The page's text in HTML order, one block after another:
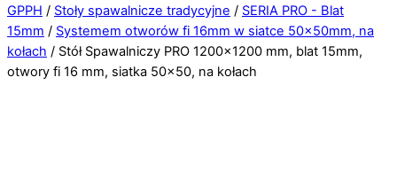
GPPH / Stoły spawalnicze tradycyjne / SERIA PRO - Blat
15mm / Systemem otworów fi 16mm w siatce 50×50mm, na
kołach / Stół Spawalniczy PRO 1200×1200 mm, blat 15mm,
otwory fi 16 mm, siatka 50×50, na kołach